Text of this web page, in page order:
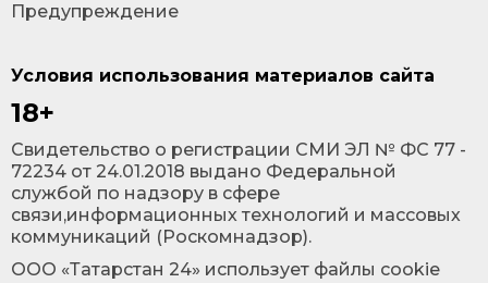
Условия использования материалов сайта
18+
Cвидетельство о регистрации СМИ ЭЛ № ФС 77 -
72234 от 24.01.2018 выдано Федеральной
службой по надзору в сфере
связи,информационных технологий и массовых
коммуникаций (Роскомнадзор).
ООО «Татарстан 24» использует файлы cookie
Предупреждение